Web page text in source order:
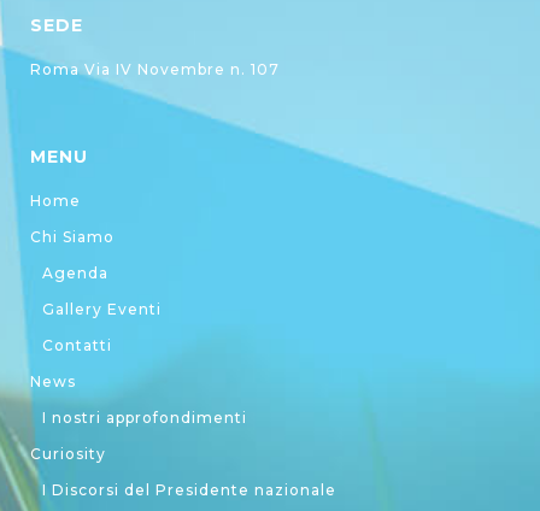
SEDE
Roma Via IV Novembre n. 107
MENU
Home
Chi Siamo
Agenda
Gallery Eventi
Contatti
News
I nostri approfondimenti
Curiosity
I Discorsi del Presidente nazionale